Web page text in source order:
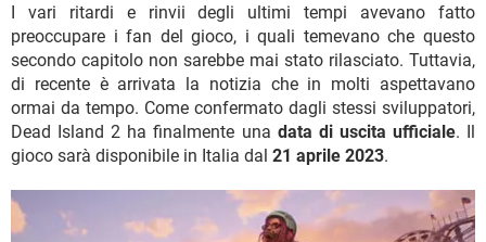
I vari ritardi e rinvii degli ultimi tempi avevano fatto
preoccupare i fan del gioco, i quali temevano che questo
secondo capitolo non sarebbe mai stato rilasciato. Tuttavia,
di recente è arrivata la notizia che in molti aspettavano
ormai da tempo. Come confermato dagli stessi sviluppatori,
Dead Island 2 ha finalmente una data di uscita ufficiale. Il
gioco sarà disponibile in Italia dal 21 aprile 2023.